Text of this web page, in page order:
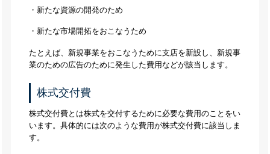
・新たな資源の開発のため
・新たな市場開拓をおこなうため
たとえば、新規事業をおこなうために支店を新設し、新規事
業のための広告のために発生した費用などが該当します。
株式交付費
株式交付費とは株式を交付するために必要な費用のことをい
います。具体的には次のような費用が株式交付費に該当しま
す。